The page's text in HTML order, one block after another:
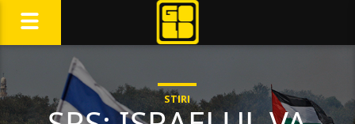
STIRI